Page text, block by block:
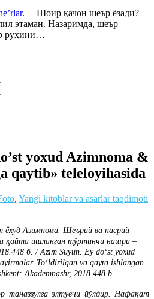
Шоир қачон шеър ёзади?
этаман. Назаримда, шеър
руҳини…
yoxud Azimnoma &
qaytib» teleloyihasida
, Yangi kitoblar va asarlar taqdimoti
Азимнома. Шеърий ва насрий
қайта ишланган тўртинчи нашри –
б. / Azim Suyun. Ey doʻst yoxud
Toʻldirilgan va qayta ishlangan
Akademnashr, 2018.448 b.
таназзулга элтувчи йўлдир. Нафақат